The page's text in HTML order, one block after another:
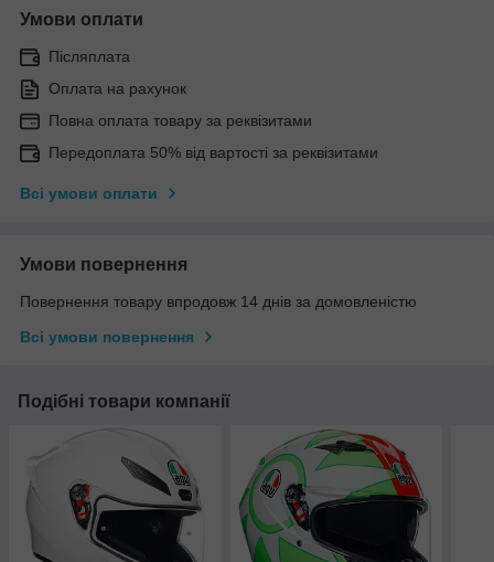
Умови оплати
Післяплата
Оплата на рахунок
Повна оплата товару за реквізитами
Передоплата 50% від вартості за реквізитами
Всі умови оплати
Умови повернення
Повернення товару впродовж 14 днів за домовленістю
Всі умови повернення
Подібні товари компанії